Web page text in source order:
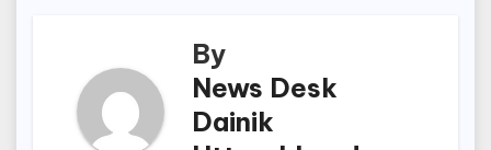
By
News Desk
Dainik